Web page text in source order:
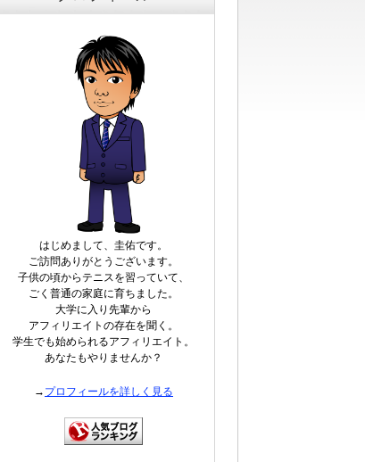
はじめまして、圭佑です。
ご訪問ありがとうございます。
子供の頃からテニスを習っていて、
ごく普通の家庭に育ちました。
大学に入り先輩から
アフィリエイトの存在を聞く。
学生でも始められるアフィリエイト。
あなたもやりませんか？
→ プロフィールを詳しく見る